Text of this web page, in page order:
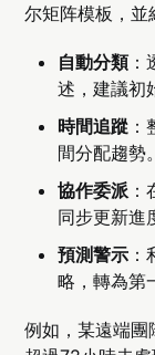
尔矩阵模板，並
自動分類：
述，建議初
時間追蹤
間分配趨勢。
協作委派
同步更新進
預測警示
略，轉為第
例如，某遠端